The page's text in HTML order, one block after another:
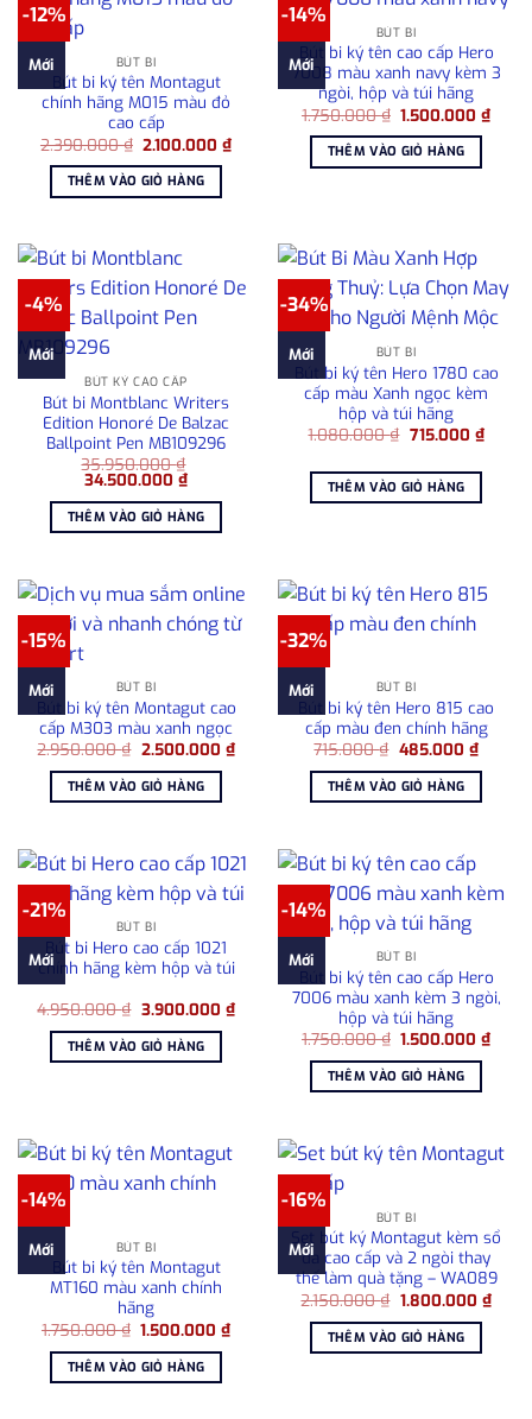
-12%
Mới BÚT BI
Bút bi ký tên Montagut
chính hãng M015 màu đỏ
cao cấp
2.390.000₫ Giá
là:
2.390.000 ₫.
2.100.000₫Giá
hiện
THÊM VÀO GIỎ HÀNG
-14%
Mới
BÚT BI
Bút bi ký tên cao cấp Hero
7008 màu xanh navy kèm 3
ngòi, hộp và túi hãng
1.750.000₫ Giá
là:
1.750.000 ₫.
1.500.000₫Giá
hiện
THÊM VÀO GIỎ HÀNG
-4%
Mới
BÚT KÝ CAO CẤP
Bút bi Montblanc Writers
Edition Honoré De Balzac
Ballpoint Pen MB109296
35.950.000₫
Giá
là:
35.950.000 ₫.
34.500.000 ₫Giá
hiện
tại
là:
34.500.000 ₫.
THÊM VÀO GIỎ HÀNG
-34%
Mới BÚT BI
Bút bi ký tên Hero 1780 cao
cấp màu Xanh ngọc kèm
hộp và túi hãng
1.080.000₫ Giá
1.080.000 ₫.
715.000 ₫Giá
hiện
THÊM VÀO GIỎ HÀNG
-15%
Mới BÚT BI
Bút bi ký tên Montagut cao
cấp M303 màu xanh ngọc
2.950.000₫ Giá
là:
2.950.000 ₫.
2.500.000 ₫Giá
hiện
2.500.000 ₫.
THÊM VÀO GIỎ HÀNG
-32%
Mới BÚT BI
Bút bi ký tên Hero 815 cao
cấp màu đen chính hãng
715.000₫ Giá
là:
715.000 ₫.
485.000 ₫Giá
hiện
tại
THÊM VÀO GIỎ HÀNG
-21%
Mới
BÚT BI
Bút bi Hero cao cấp 1021
chính hãng kèm hộp và túi
4.950.000₫ Giá
là:
4.950.000 ₫.
3.900.000 ₫Giá
3.900.000 ₫.
THÊM VÀO GIỎ HÀNG
-14%
Mới BÚT BI
Bút bi ký tên cao cấp Hero
7006 màu xanh kèm 3 ngòi,
hộp và túi hãng
1.750.000₫ Giá
là:
1.750.000 ₫.
1.500.000₫Giá
THÊM VÀO GIỎ HÀNG
-14%
Mới BÚT BI
Bút bi ký tên Montagut
MT160 màu xanh chính
hãng
1.750.000₫ Giá
là:
1.750.000 ₫.
1.500.000₫Giá
hiện
THÊM VÀO GIỎ HÀNG
-16%
Mới
BÚT BI
Set bút ký Montagut kèm sổ
da cao cấp và 2 ngòi thay
thế làm quà tặng – WA089
2.150.000₫ Giá
là:
2.150.000 ₫.
1.800.000 ₫Giá
hiện
THÊM VÀO GIỎ HÀNG